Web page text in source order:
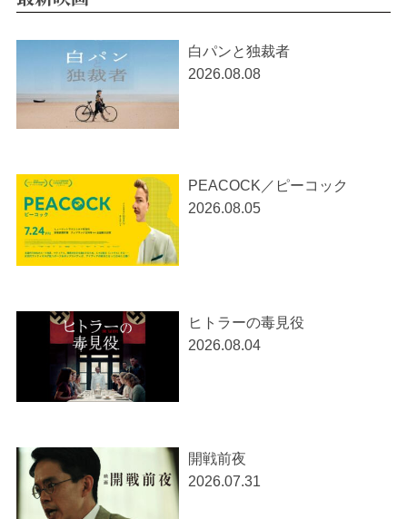
白パンと独裁者
2026.08.08
PEACOCK／ピーコック
2026.08.05
ヒトラーの毒見役
2026.08.04
開戦前夜
2026.07.31